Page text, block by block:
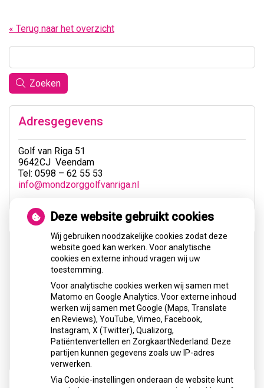
« Terug naar het overzicht
Zoeken
Adresgegevens
Golf van Riga 51
9642CJ Veendam
Tel: 0598 – 62 55 53
info@mondzorggolfvanriga.nl
U heeft geen toestemming gegeven voor
externe inhoud die nodig is om dit te
zien.
Cookie-instellingen wijzigen
Deze website gebruikt cookies
Wij gebruiken noodzakelijke cookies zodat deze
website goed kan werken. Voor analytische
cookies en externe inhoud vragen wij uw
toestemming.
Voor analytische cookies werken wij samen met
Matomo en Google Analytics. Voor externe inhoud
werken wij samen met Google (Maps, Translate
en Reviews), YouTube, Vimeo, Facebook,
Instagram, X (Twitter), Qualizorg,
Patiëntenvertellen en ZorgkaartNederland. Deze
partijen kunnen gegevens zoals uw IP-adres
verwerken.
Via Cookie-instellingen onderaan de website kunt